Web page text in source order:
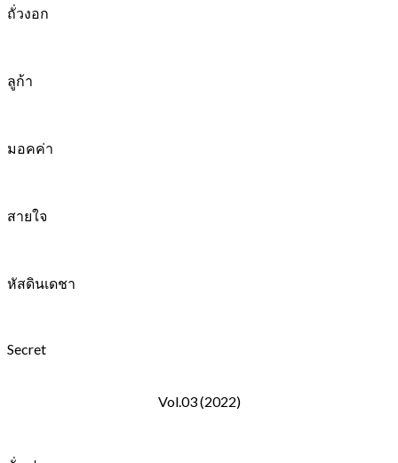
ถั่วงอก
ลูก้า
มอคค่า
สายใจ
หัสดินเดชา
Secret
Vol.03 (2022)